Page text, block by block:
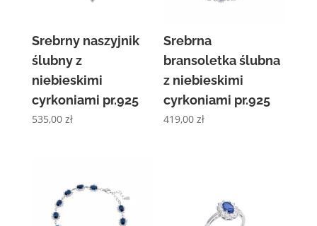
Srebrny naszyjnik
ślubny z
niebieskimi
cyrkoniami pr.925
535,00 zł
Srebrna
bransoletka ślubna
z niebieskimi
cyrkoniami pr.925
419,00zł